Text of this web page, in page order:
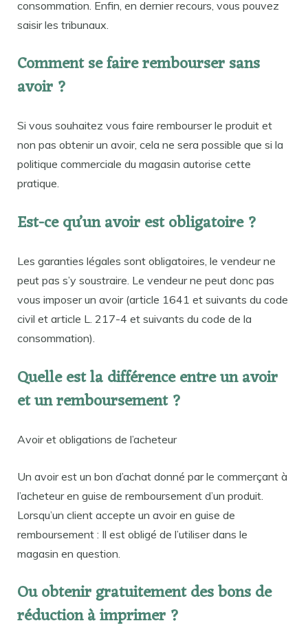
consommation. Enfin, en dernier recours, vous pouvez
saisir les tribunaux.
Comment se faire rembourser sans
avoir ?
Si vous souhaitez vous faire rembourser le produit et
non pas obtenir un avoir, cela ne sera possible que si la
politique commerciale du magasin autorise cette
pratique.
Est-ce qu’un avoir est obligatoire ?
Les garanties légales sont obligatoires, le vendeur ne
peut pas s’y soustraire. Le vendeur ne peut donc pas
vous imposer un avoir (article 1641 et suivants du code
civil et article L. 217-4 et suivants du code de la
consommation).
Quelle est la différence entre un avoir
et un remboursement ?
Avoir et obligations de l’acheteur
Un avoir est un bon d’achat donné par le commerçant à
l’acheteur en guise de remboursement d’un produit.
Lorsqu’un client accepte un avoir en guise de
remboursement : Il est obligé de l’utiliser dans le
magasin en question.
Ou obtenir gratuitement des bons de
réduction à imprimer ?